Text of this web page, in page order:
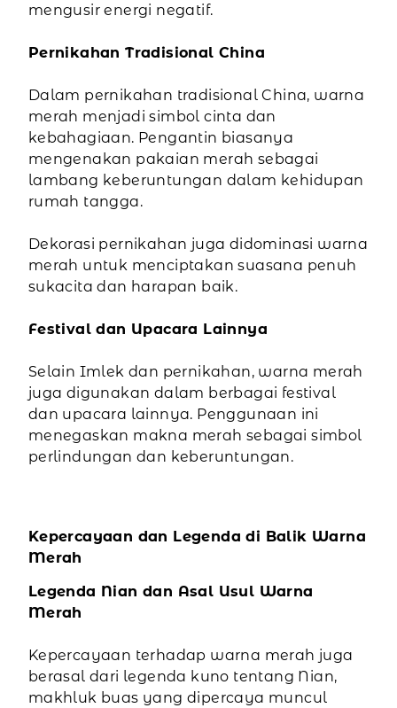
mengusir energi negatif.
Pernikahan Tradisional China
Dalam pernikahan tradisional China, warna
merah menjadi simbol cinta dan
kebahagiaan. Pengantin biasanya
mengenakan pakaian merah sebagai
lambang keberuntungan dalam kehidupan
rumah tangga.
Dekorasi pernikahan juga didominasi warna
merah untuk menciptakan suasana penuh
sukacita dan harapan baik.
Festival dan Upacara Lainnya
Selain Imlek dan pernikahan, warna merah
juga digunakan dalam berbagai festival
dan upacara lainnya. Penggunaan ini
menegaskan makna merah sebagai simbol
perlindungan dan keberuntungan.
Kepercayaan dan Legenda di Balik Warna
Merah
Legenda Nian dan Asal Usul Warna
Merah
Kepercayaan terhadap warna merah juga
berasal dari legenda kuno tentang Nian,
makhluk buas yang dipercaya muncul